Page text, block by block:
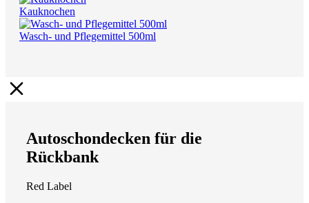
Kauknochen
Wasch- und Pflegemittel 500ml
Autoschondecken für die
Rückbank
Red Label